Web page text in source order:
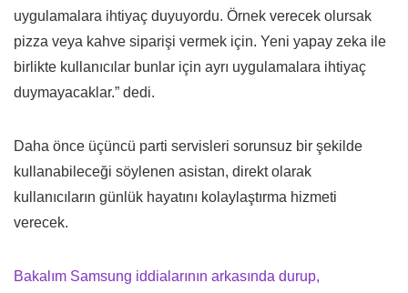
uygulamalara ihtiyaç duyuyordu. Örnek verecek olursak
pizza veya kahve siparişi vermek için. Yeni yapay zeka ile
birlikte kullanıcılar bunlar için ayrı uygulamalara ihtiyaç
duymayacaklar.” dedi.
Daha önce üçüncü parti servisleri sorunsuz bir şekilde
kullanabileceği söylenen asistan, direkt olarak
kullanıcıların günlük hayatını kolaylaştırma hizmeti
verecek.
Bakalım Samsung iddialarının arkasında durup,